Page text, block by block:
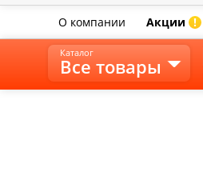
О компании Акции !
Каталог
Все товары